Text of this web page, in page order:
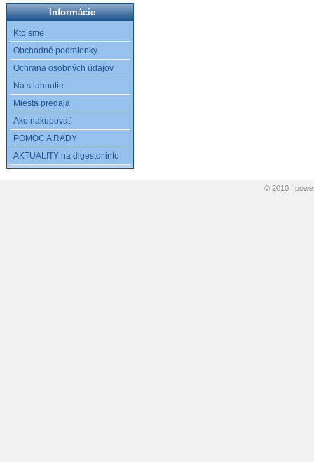
Informácie
Kto sme
Obchodné podmienky
Ochrana osobných údajov
Na stiahnutie
Miesta predaja
Ako nakupovať
POMOC A RADY
AKTUALITY na digestor.info
© 2010 |